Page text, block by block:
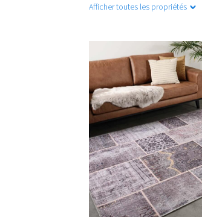
Afficher toutes les propriétés